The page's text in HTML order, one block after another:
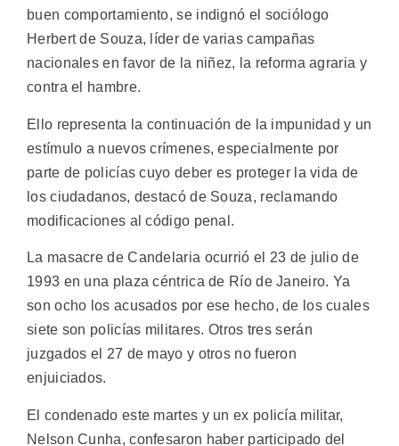
buen comportamiento, se indignó el sociólogo
Herbert de Souza, líder de varias campañas
nacionales en favor de la niñez, la reforma agraria y
contra el hambre.
Ello representa la continuación de la impunidad y un
estímulo a nuevos crímenes, especialmente por
parte de policías cuyo deber es proteger la vida de
los ciudadanos, destacó de Souza, reclamando
modificaciones al código penal.
La masacre de Candelaria ocurrió el 23 de julio de
1993 en una plaza céntrica de Río de Janeiro. Ya
son ocho los acusados por ese hecho, de los cuales
siete son policías militares. Otros tres serán
juzgados el 27 de mayo y otros no fueron
enjuiciados.
El condenado este martes y un ex policía militar,
Nelson Cunha, confesaron haber participado del